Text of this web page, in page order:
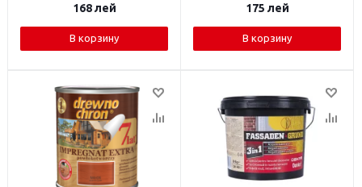
168лей
В корзину
175 лей
В корзину